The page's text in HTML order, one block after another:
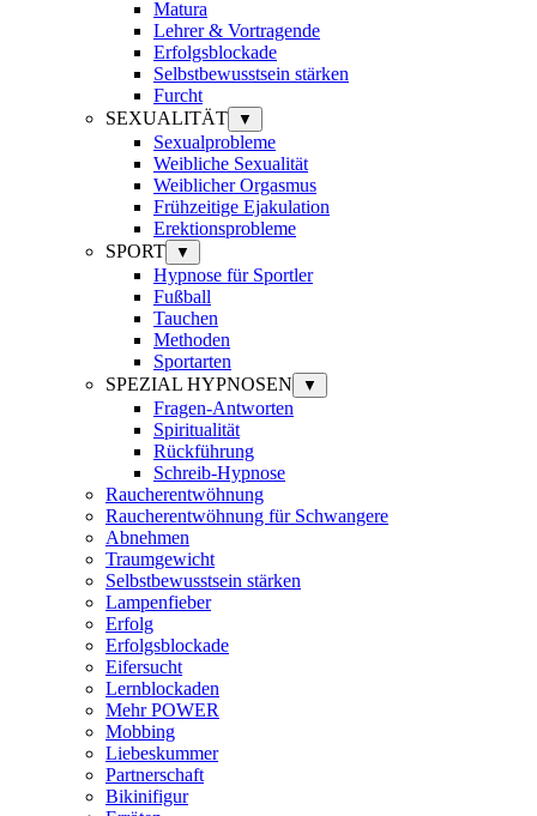
Matura
Lehrer & Vortragende
Erfolgsblockade
Selbstbewusstsein stärken
Furcht
SEXUALITÄT
▼
Sexualprobleme
Weibliche Sexualität
Weiblicher Orgasmus
Frühzeitige Ejakulation
Erektionsprobleme
SPORT
▼
Hypnose für Sportler
Fußball
Tauchen
Methoden
Sportarten
SPEZIAL HYPNOSEN
▼
Fragen-Antworten
Spiritualität
Rückführung
Schreib-Hypnose
Raucherentwöhnung
Raucherentwöhnung für Schwangere
Abnehmen
Traumgewicht
Selbstbewusstsein stärken
Lampenfieber
Erfolg
Erfolgsblockade
Eifersucht
Lernblockaden
Mehr POWER
Mobbing
Liebeskummer
Partnerschaft
Bikinifigur